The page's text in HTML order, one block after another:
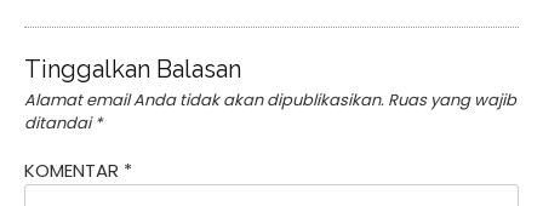
Tinggalkan Balasan
Alamat email Anda tidak akan dipublikasikan. Ruas yang wajib
ditandai*
KOMENTAR *